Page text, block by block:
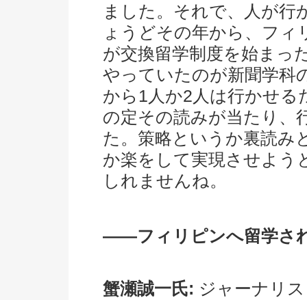
ました。それで、人が行
ょうどその年から、フィ
が交換留学制度を始まっ
やっていたのが新聞学科
から1人か2人は行かせる
の定その読みが当たり、
た。策略というか裏読み
か楽をして実現させよう
しれませんね。
――フィリピンへ留学さ
蟹瀬誠一氏: ジャーナリ